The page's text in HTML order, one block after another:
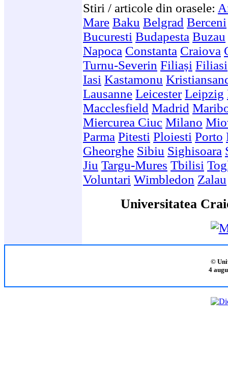
Stiri / articole din orasele:
Mare Baku Belgrad Berceni
Bucuresti Budapesta Buzau
Napoca Constanta Craiova
Turnu-Severin Filiași Filiasi
Iasi Kastamonu
Lausanne Leicester Leipzig
Macclesfield Madrid
Miercurea Ciuc Milano
Parma Pitesti Ploiesti Porto
Gheorghe Sibiu Sighisoara
Jiu Targu-Mures Tbilisi
Voluntari Wimbledon Zalau
Universitatea
©
4